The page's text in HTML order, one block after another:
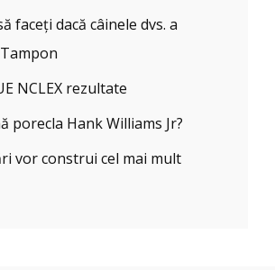
faceți dacă câinele dvs. a
NCLEX rezultate
porecla Hank Williams Jr?
vor construi cel mai mult